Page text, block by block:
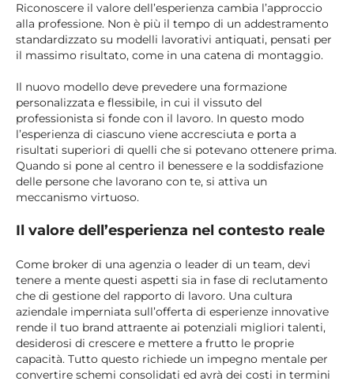
Riconoscere il valore dell’esperienza cambia l’approccio
alla professione. Non è più il tempo di un addestramento
standardizzato su modelli lavorativi antiquati, pensati per
il massimo risultato, come in una catena di montaggio.
Il nuovo modello deve prevedere una formazione
personalizzata e flessibile, in cui il vissuto del
professionista si fonde con il lavoro. In questo modo
l’esperienza di ciascuno viene accresciuta e porta a
risultati superiori di quelli che si potevano ottenere prima.
Quando si pone al centro il benessere e la soddisfazione
delle persone che lavorano con te, si attiva un
meccanismo virtuoso.
Il valore dell’esperienza nel contesto reale
Come broker di una agenzia o leader di un team, devi
tenere a mente questi aspetti sia in fase di reclutamento
che di gestione del rapporto di lavoro. Una cultura
aziendale imperniata sull’offerta di esperienze innovative
rende il tuo brand attraente ai potenziali migliori talenti,
desiderosi di crescere e mettere a frutto le proprie
capacità. Tutto questo richiede un impegno mentale per
convertire schemi consolidati ed avrà dei costi in termini